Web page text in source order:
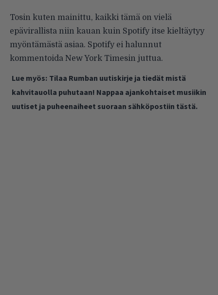
Tosin kuten mainittu, kaikki tämä on vielä
epävirallista niin kauan kuin Spotify itse kieltäytyy
myöntämästä asiaa. Spotify ei halunnut
kommentoida New York Timesin juttua.
Lue myös: Tilaa Rumban uutiskirje ja tiedät mistä
kahvitauolla puhutaan! Nappaa ajankohtaiset musiikin
uutiset ja puheenaiheet suoraan sähköpostiin tästä.